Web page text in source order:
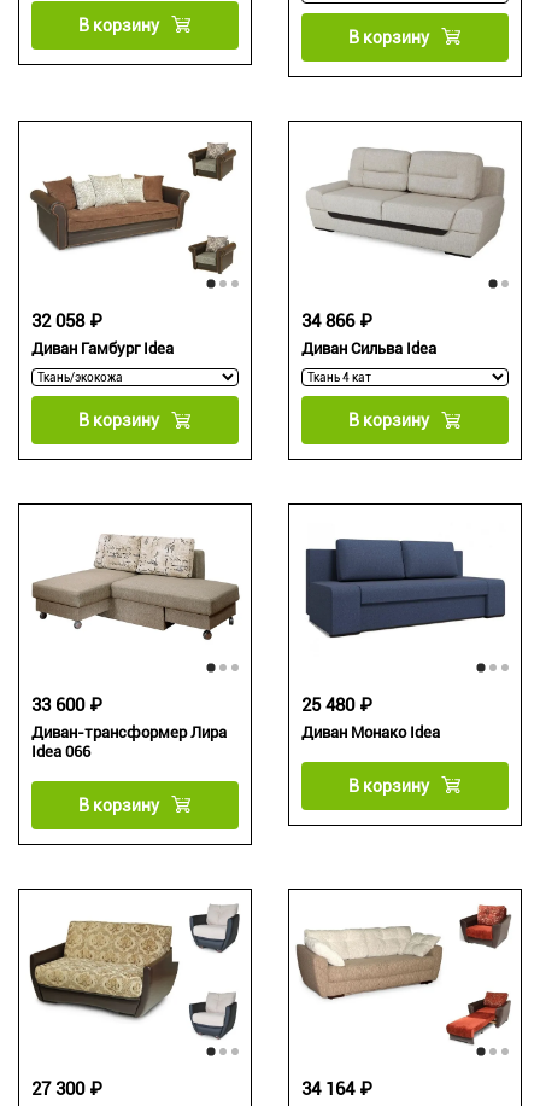
В корзину
В корзину
Диван Гамбург Idea
32 058 ₽
В корзину
Диван Сильва Idea
34 866 ₽
В корзину
Диван-трансформер Лира
Idea 066
33 600 ₽
В корзину
Диван Монако Idea
25 480 ₽
В корзину
27 300 ₽ 34 164 ₽